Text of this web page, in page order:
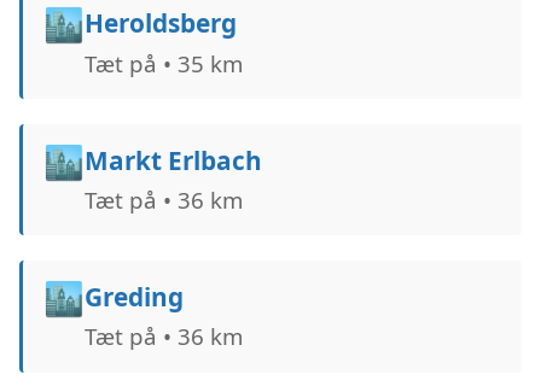
🏙️Heroldsberg
Tæt på • 35 km
🏙️Markt Erlbach
Tæt på • 36 km
🏙️Greding
Tæt på • 36 km